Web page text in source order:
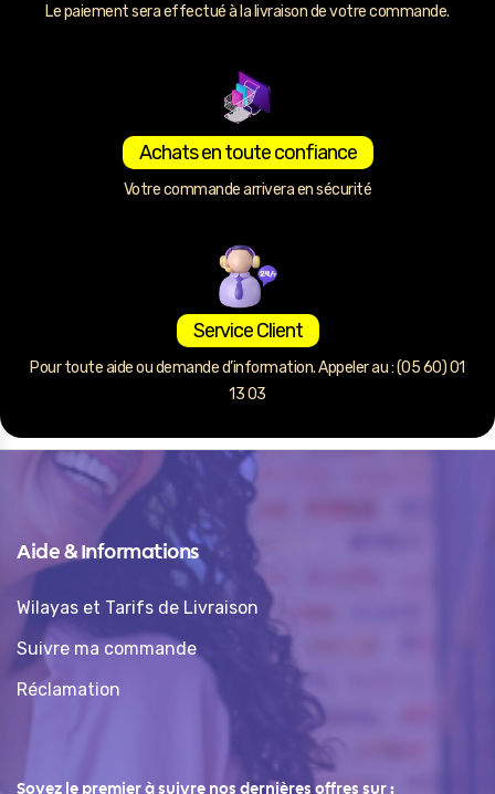
Le paiement sera effectué à la livraison de votre commande.
Achats en toute confiance
Votre commande arrivera en sécurité
Service Client
Pour toute aide ou demande d’information. Appeler au : (05 60) 01
13 03
Aide & Informations
Wilayas et Tarifs de Livraison
Suivre ma commande
Réclamation
Soyez le premier à suivre nos dernières offres sur :